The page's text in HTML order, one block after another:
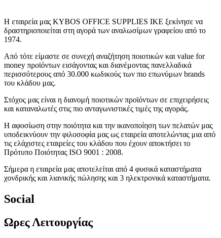
Η εταιρεία μας KYBOS OFFICE SUPPLIES IKE ξεκίνησε να
δραστηριοποιείται στη αγορά των αναλωσίμων γραφείου από το
1974.
Από τότε είμαστε σε συνεχή αναζήτηση ποιοτικών και value for
money προϊόντων εισάγοντας και διανέμοντας πανελλαδικά
περισσότερους από 30.000 κωδικούς των πιο επωνύμων brands
του κλάδου μας.
Στόχος μας είναι η διανομή ποιοτικών προϊόντων σε επιχειρήσεις
και καταναλωτές στις πιο ανταγωνιστικές τιμές της αγοράς.
Η αφοσίωση στην ποιότητα και την ικανοποίηση των πελατών μας
υποδεικνύουν την φιλοσοφία μας ως εταιρεία αποτελώντας μια από
τις ελάχιστες εταιρείες του κλάδου που έχουν αποκτήσει το
Πρότυπο Ποιότητας ISO 9001 : 2008.
Σήμερα η εταιρεία μας αποτελείται από 4 φυσικά καταστήματα
χονδρικής και λιανικής πώλησης και 3 ηλεκτρονικά καταστήματα.
Social
Ωρες Λειτουργίας